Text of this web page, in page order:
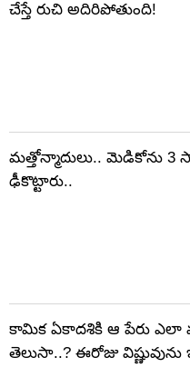
చేస్తే రుచి అదిరిపోతుంది!
మత్తోన్మాదులు.. మెడికోను 3
ఢీకొట్టారు..
కామిక ఏకాదశికి ఆ పేరు ఎలా
తెలుసా..? ఈరోజు